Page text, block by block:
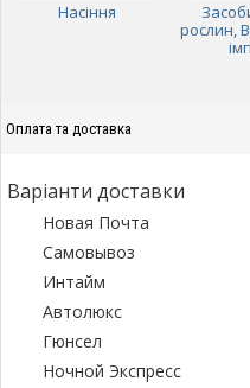
Насіння
рослин,
Оплата та доставка
Варіанти доставки
Новая Почта
Самовывоз
Интайм
Автолюкс
Гюнсел
Ночной Экспресс